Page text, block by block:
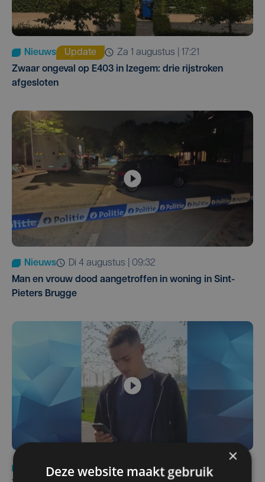
Nieuws Update
za 1 augustus | 17:21
Zwaar ongeval op E403 in Izegem: drie rijstroken
afgesloten
Nieuws
di 4 augustus | 09:32
Man en vrouw dood aangetroffen in woning in Sint-
Pieters Brugge
Nieuws
do 6 augustus | 21:30
×
Deze website maakt gebruik